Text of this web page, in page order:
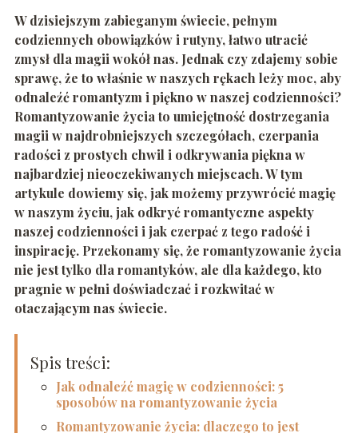
W dzisiejszym zabieganym świecie, pełnym
codziennych obowiązków i rutyny, łatwo utracić
zmysł dla magii wokół nas. Jednak czy zdajemy sobie
sprawę, że to właśnie w naszych rękach leży moc, aby
odnaleźć romantyzm i piękno w naszej codzienności?
Romantyzowanie życia to umiejętność dostrzegania
magii w najdrobniejszych szczegółach, czerpania
radości z prostych chwil i odkrywania piękna w
najbardziej nieoczekiwanych miejscach. W tym
artykule dowiemy się, jak możemy przywrócić magię
w naszym życiu, jak odkryć romantyczne aspekty
naszej codzienności i jak czerpać z tego radość i
inspirację. Przekonamy się, że romantyzowanie życia
nie jest tylko dla romantyków, ale dla każdego, kto
pragnie w pełni doświadczać i rozkwitać w
otaczającym nas świecie.
Spis treści:
Jak odnaleźć magię w codzienności: 5
sposobów na romantyzowanie życia
Romantyzowanie życia: dlaczego to jest